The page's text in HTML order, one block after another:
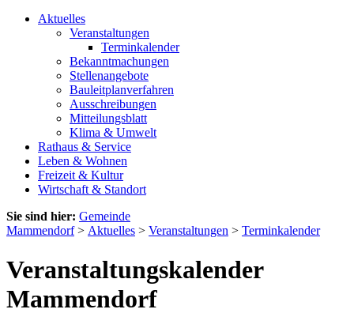
Aktuelles
Veranstaltungen
Terminkalender
Bekanntmachungen
Stellenangebote
Bauleitplanverfahren
Ausschreibungen
Mitteilungsblatt
Klima & Umwelt
Rathaus & Service
Leben & Wohnen
Freizeit & Kultur
Wirtschaft & Standort
Sie sind hier: Gemeinde
Mammendorf> Aktuelles > Veranstaltungen > Terminkalender
Veranstaltungskalender
Mammendorf